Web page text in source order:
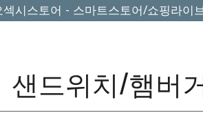
섹시스토어 - 스마트스토어/쇼핑라이
샌드위치/햄버